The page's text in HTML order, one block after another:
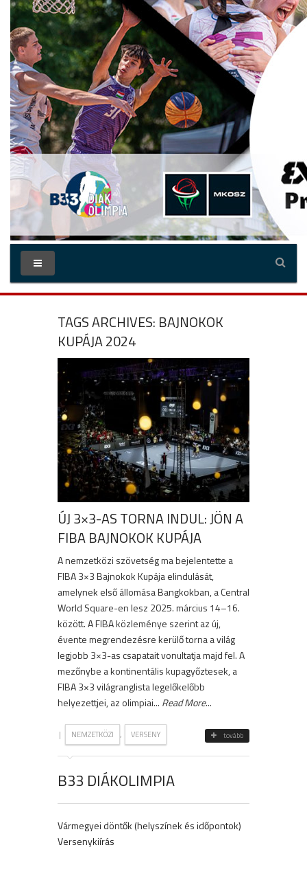
TAGS ARCHIVES: BAJNOKOK
KUPÁJA 2024
ÚJ 3×3-AS TORNA INDUL: JÖN A
FIBA BAJNOKOK KUPÁJA
A nemzetközi szövetség ma bejelentette a
FIBA 3×3 Bajnokok Kupája elindulását,
amelynek első állomása Bangkokban, a Central
World Square-en lesz 2025. március 14–16.
között. A FIBA közleménye szerint az új,
évente megrendezésre kerülő torna a világ
legjobb 3×3-as csapatait vonultatja majd fel. A
mezőnybe a kontinentális kupagyőztesek, a
FIBA 3×3 világranglista legelőkelőbb
helyezettjei, az olimpiai... Read More...
| NEMZETKÖZI , VERSENY tovább
B33 DIÁKOLIMPIA
Vármegyei döntők (helyszínek és időpontok)
Versenykiírás